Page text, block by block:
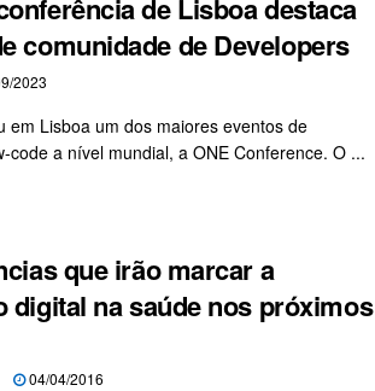
de Lisboa destaca
comunidade de Developers
2023
em Lisboa um dos maiores eventos de
code a nível mundial, a ONE Conference. O ...
que irão marcar a
digital na saúde nos próximos
04/04/2016